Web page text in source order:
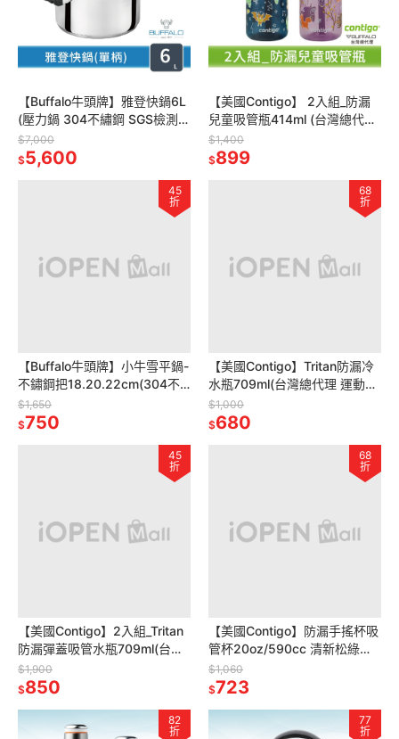
【Buffalo牛頭牌】雅登快鍋6L
(壓力鍋 304不繡鋼 SGS檢測安
全無毒 電磁爐 IH爐 營業用)
$7,000
$5,600
【美國Contigo】 2入組_防漏
兒童吸管瓶414ml (台灣總代理
運動水瓶 水壺 吸嘴)
$1,400
$899
45
折
【Buffalo牛頭牌】小牛雪平鍋-
不鏽鋼把18.20.22cm(304不
銹鋼/單柄湯鍋雪平鍋/導角/不
挑爐)
$1,650
$750
68
折
【美國Contigo】Tritan防漏冷
水瓶709ml(台灣總代理 運動水
瓶 水壺)
$1,000
$680
45
折
【美國Contigo】2入組_Tritan
防漏彈蓋吸管水瓶709ml(台灣
總代理 運動水瓶 水壺 吸嘴
Ashland)
$1,900
$850
68
折
【美國Contigo】防漏手搖杯吸
管杯20oz/590cc 清新松綠色
(辦公杯 台灣公司貨 環保杯 吸
管水壺 飲料杯)
$1,060
$723
82
折
77
折